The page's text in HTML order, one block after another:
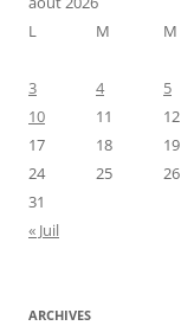
L
M M
3
4 5
10
11 12
17
18 19
24
25 26
31
« Juil
ARCHIVES